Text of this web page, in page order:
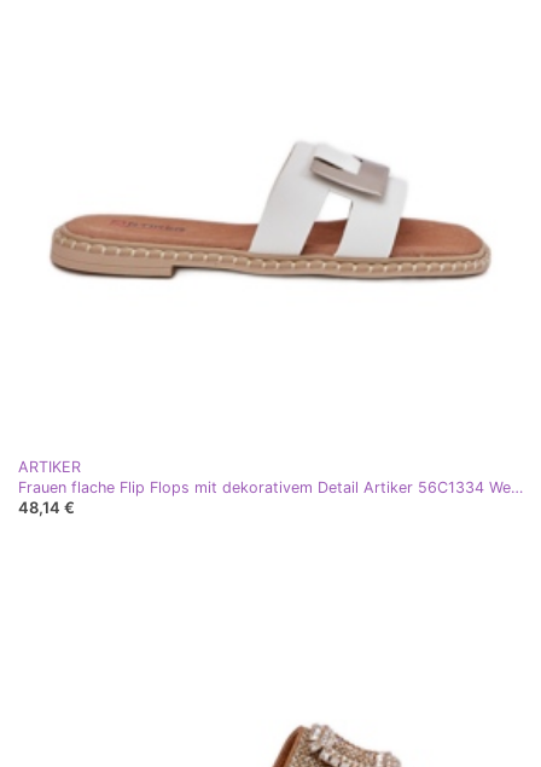
ARTIKER
Frauen flache Flip Flops mit dekorativem Detail Artiker 56C1334 Weiß
48,14 €